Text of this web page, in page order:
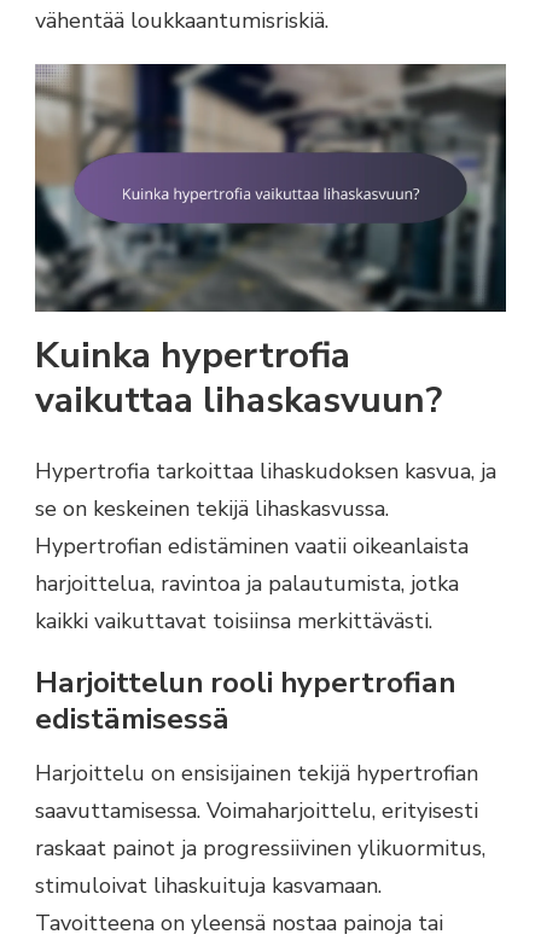
vähentää loukkaantumisriskiä.
Kuinka hypertrofia
vaikuttaa lihaskasvuun?
Hypertrofia tarkoittaa lihaskudoksen kasvua, ja
se on keskeinen tekijä lihaskasvussa.
Hypertrofian edistäminen vaatii oikeanlaista
harjoittelua, ravintoa ja palautumista, jotka
kaikki vaikuttavat toisiinsa merkittävästi.
Harjoittelun rooli hypertrofian
edistämisessä
Harjoittelu on ensisijainen tekijä hypertrofian
saavuttamisessa. Voimaharjoittelu, erityisesti
raskaat painot ja progressiivinen ylikuormitus,
stimuloivat lihaskuituja kasvamaan.
Tavoitteena on yleensä nostaa painoja tai